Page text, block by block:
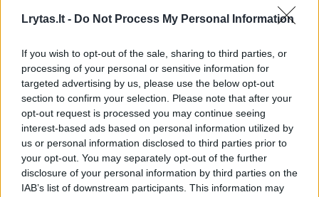
Lrytas.lt - Do Not Process My Personal Information
If you wish to opt-out of the sale, sharing to third parties, or
processing of your personal or sensitive information for
targeted advertising by us, please use the below opt-out
section to confirm your selection. Please note that after your
opt-out request is processed you may continue seeing
interest-based ads based on personal information utilized by
us or personal information disclosed to third parties prior to
your opt-out. You may separately opt-out of the further
disclosure of your personal information by third parties on the
IAB’s list of downstream participants. This information may
Negana to, paaiškės, kad Vaida ir Martynas –
pirmieji šių patiekalų ragautojai! Mat visi šie
virtinukai sukurti specialiai Atviros pramonės
savaitgaliui rugsėjį.
„Kokia garbė! Atrodo, virtiniai toks paprastas
patiekalas, bet kiek daug jie atskleidžia, kai